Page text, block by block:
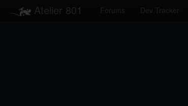
Atelier 801 Forums Dev Tracker